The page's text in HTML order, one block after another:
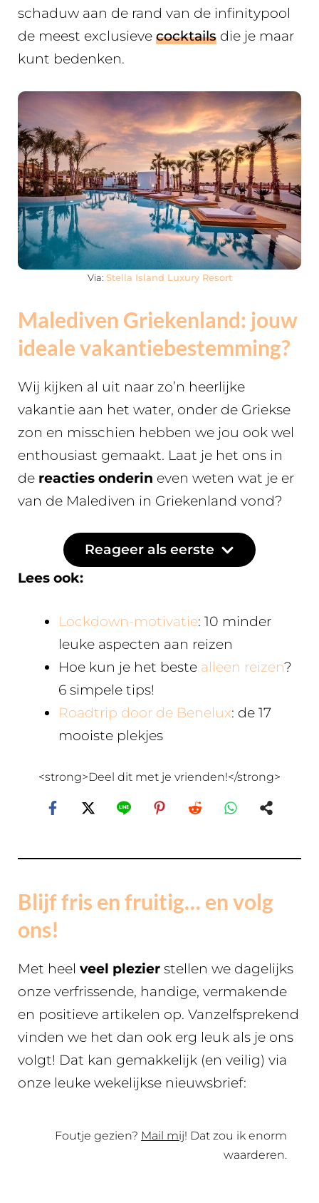
schaduw aan de rand van de infinitypool
de meest exclusieve cocktails die je maar
kunt bedenken.
Via: Stella Island Luxury Resort
Malediven Griekenland: jouw
ideale vakantiebestemming?
Wij kijken al uit naar zo’n heerlijke
vakantie aan het water, onder de Griekse
zon en misschien hebben we jou ook wel
enthousiast gemaakt. Laat je het ons in
de reacties onderin even weten wat je er
van de Malediven in Griekenland vond?
Reageer als eerste
Lees ook:
Lockdown-motivatie: 10 minder
leuke aspecten aan reizen
Hoe kun je het beste alleen reizen?
6 simpele tips!
Roadtrip door de Benelux: de 17
mooiste plekjes
<strong>Deel dit met je vrienden!</strong>
Blijf fris en fruitig… en volg
ons!
Met heel veel plezier stellen we dagelijks
onze verfrissende, handige, vermakende
en positieve artikelen op. Vanzelfsprekend
vinden we het dan ook erg leuk als je ons
volgt! Dat kan gemakkelijk (en veilig) via
onze leuke wekelijkse nieuwsbrief:
Foutje gezien? Mail mij! Dat zou ik enorm
waarderen.